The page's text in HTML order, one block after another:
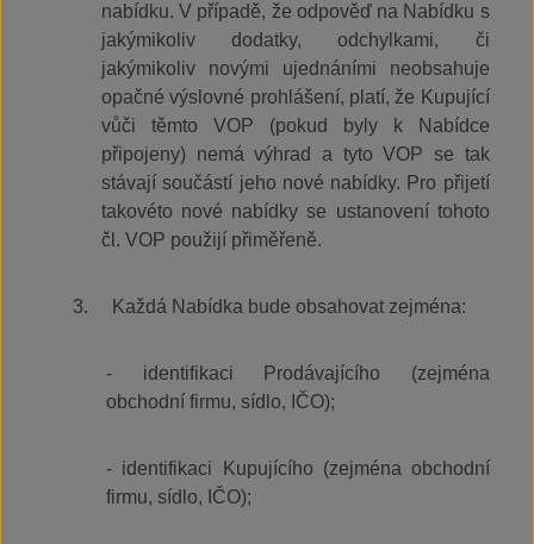
nabídku. V případě, že odpověď na Nabídku s
jakýmikoliv dodatky, odchylkami, či
jakýmikoliv novými ujednáními neobsahuje
opačné výslovné prohlášení, platí, že Kupující
vůči těmto VOP (pokud byly k Nabídce
připojeny) nemá výhrad a tyto VOP se tak
stávají součástí jeho nové nabídky. Pro přijetí
takovéto nové nabídky se ustanovení tohoto
čl. VOP použijí přiměřeně.
3. Každá Nabídka bude obsahovat zejména:
- identifikaci Prodávajícího (zejména
obchodní firmu, sídlo, IČO);
- identifikaci Kupujícího (zejména obchodní
firmu, sídlo, IČO);